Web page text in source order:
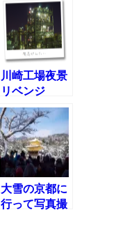
っちゃいまし
た
川崎工場夜景
リベンジ
大雪の京都に
行って写真撮